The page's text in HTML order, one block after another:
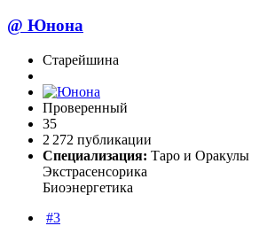
@ Юнона
Старейшина
Проверенный
35
2 272 публикации
Специализация: Таро и Оракулы
Экстрасенсорика
Биоэнергетика
#3